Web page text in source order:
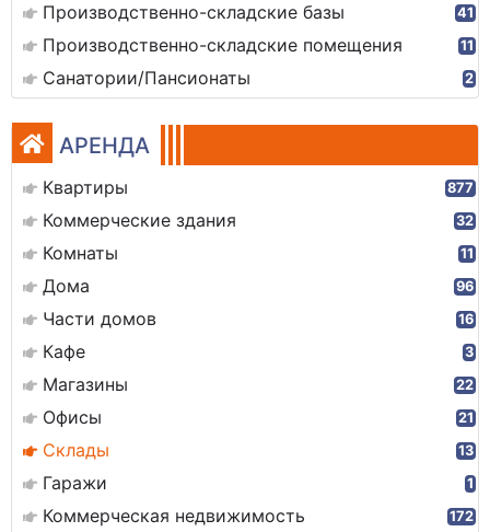
Производственно-складские базы 41
Производственно-складские помещения 11
Санатории/Пансионаты 2
АРЕНДА
Квартиры 877
Коммерческие здания 32
Комнаты 11
Дома 96
Части домов 16
Кафе 3
Магазины 22
Офисы 21
Склады 13
Гаражи 1
Коммерческая недвижимость 172